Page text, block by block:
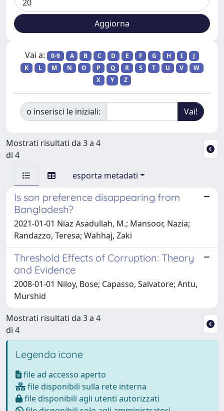
Vai a: 0-9 A B C D E F G H I
J
K
L M N O P Q R S T U V
W
X
Y Z
o inserisci le iniziali:
Mostrati risultati da 3 a 4
di 4
esporta metadati
Is son preference disappearing from
Bangladesh?
2021-01-01 Niaz Asadullah, M.; Mansoor, Nazia;
Randazzo, Teresa; Wahhaj, Zaki
Threshold Effects of Corruption: Theory
and Evidence
2008-01-01 Niloy, Bose; Capasso, Salvatore; Antu,
Murshid
Mostrati risultati da 3 a 4
di 4
Legenda icone
file ad accesso aperto
file disponibili sulla rete interna
file disponibili agli utenti autorizzati